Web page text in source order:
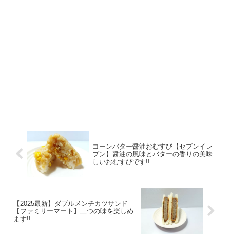
コーンバター醤油おむすび【セブンイレ
ブン】醤油の風味とバターの香りの美味
しいおむすびです!!
【2025最新】ダブルメンチカツサンド
【ファミリーマート】二つの味を楽しめ
ます!!